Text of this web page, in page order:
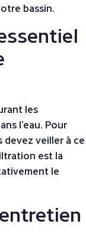
bassin.
les
l’eau. Pour
devez veiller à ce
est la
le